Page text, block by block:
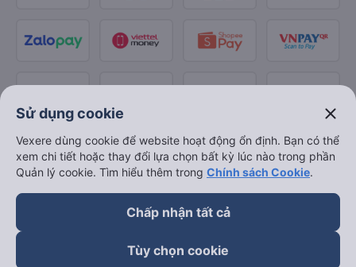
Sử dụng cookie close
Vexere dùng cookie để website hoạt động ổn định. Bạn có thể
xem chi tiết hoặc thay đổi lựa chọn bất kỳ lúc nào trong phần
Quản lý cookie. Tìm hiểu thêm trong Chính sách Cookie.
Chấp nhận tất cả
Tùy chọn cookie